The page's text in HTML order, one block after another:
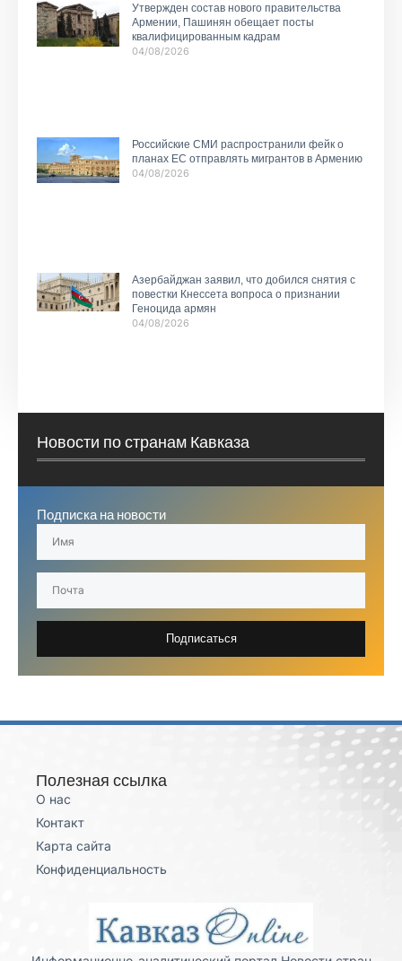
Утвержден состав нового правительства
Армении, Пашинян обещает посты
квалифицированным кадрам
04/08/2026
Российские СМИ распространили фейк о
планах ЕС отправлять мигрантов в Армению
04/08/2026
Азербайджан заявил, что добился снятия с
повестки Кнессета вопроса о признании
Геноцида армян
04/08/2026
Новости по странам Кавказа
Подписка на новости
Подписаться
Полезная ссылка
О нас
Контакт
Карта сайта
Конфиденциальность